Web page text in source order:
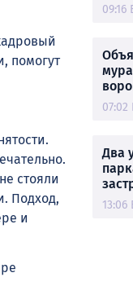
помогут
стояли
Подход,
и
09:16
07:02
Два
13:06